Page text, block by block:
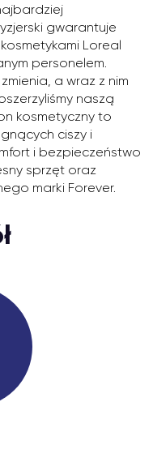
gwarantuje
Loreal
personelem.
a wraz z nim
naszą
kosmetyczny to
ciszy i
i bezpieczeństwo
sprzęt oraz
marki Forever.